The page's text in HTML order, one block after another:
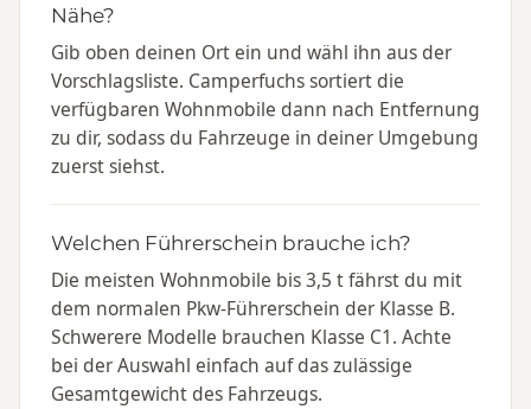
Nähe?
Gib oben deinen Ort ein und wähl ihn aus der
Vorschlagsliste. Camperfuchs sortiert die
verfügbaren Wohnmobile dann nach Entfernung
zu dir, sodass du Fahrzeuge in deiner Umgebung
zuerst siehst.
Welchen Führerschein brauche ich?
Die meisten Wohnmobile bis 3,5 t fährst du mit
dem normalen Pkw-Führerschein der Klasse B.
Schwerere Modelle brauchen Klasse C1. Achte
bei der Auswahl einfach auf das zulässige
Gesamtgewicht des Fahrzeugs.